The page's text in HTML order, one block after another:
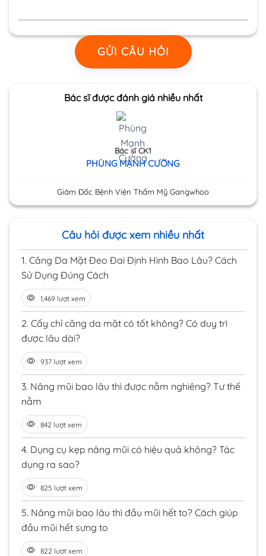
GỬI CÂU HỎI
Bác sĩ được đánh giá nhiều nhất
Bác sĩ CK1
PHÙNG MẠNH CƯỜNG
Giám Đốc Bệnh Viện Thẩm Mỹ Gangwhoo
Câu hỏi được xem nhiều nhất
1. Căng Da Mặt Đeo Đai Định Hình Bao Lâu? Cách
Sử Dụng Đúng Cách
1,469 lượt xem
2. Cấy chỉ căng da mặt có tốt không? Có duy trì
được lâu dài?
937 lượt xem
3. Nâng mũi bao lâu thì được nằm nghiêng? Tư thế
nằm
842 lượt xem
4. Dụng cụ kẹp nâng mũi có hiệu quả không? Tác
dụng ra sao?
825 lượt xem
5. Nâng mũi bao lâu thì đầu mũi hết to? Cách giúp
đầu mũi hết sưng to
822 lượt xem